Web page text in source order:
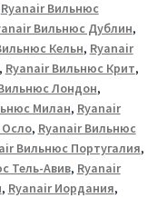
Ryanair Вильнюс
Вильнюс Дублин,
Кельн, Ryanair
, Ryanair Вильнюс Крит,
Лондон,
Милан, Ryanair
, Ryanair Вильнюс
Вильнюс Португалия,
Тель-Авив, Ryanair
, Ryanair Иордания,